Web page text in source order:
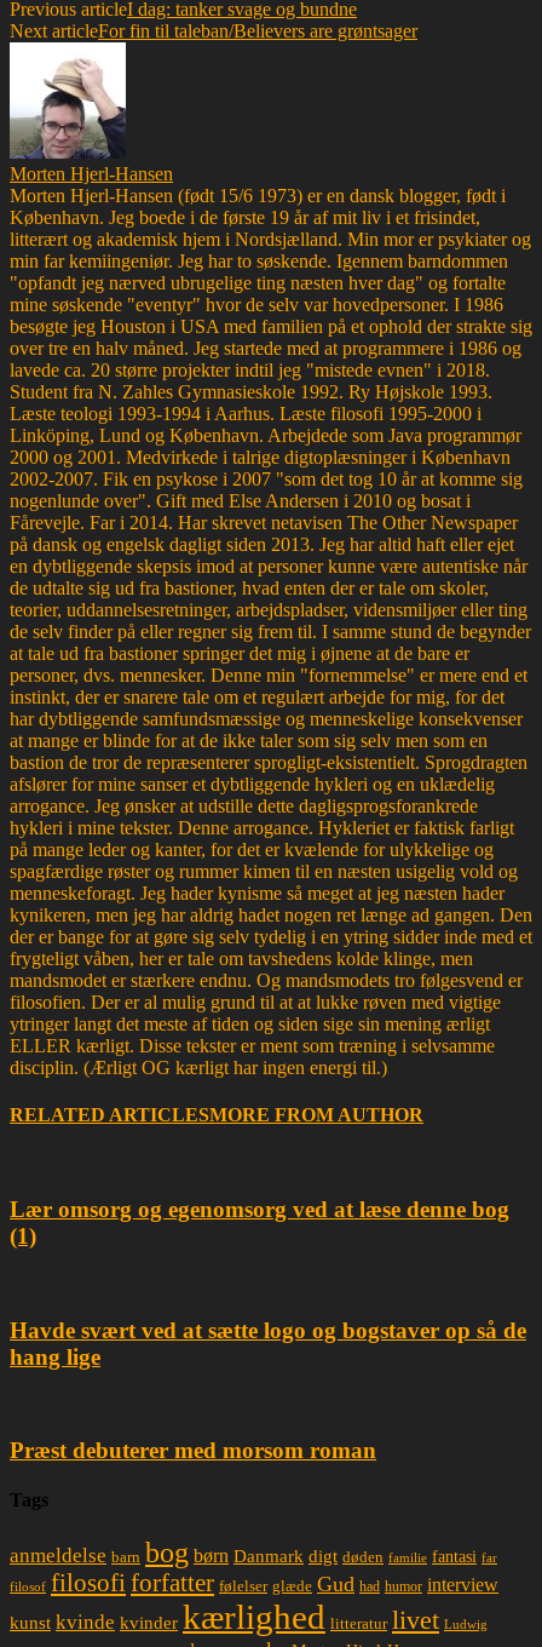
Previous articleI dag: tanker svage og bundne
Next articleFor fin til taleban/Believers are grøntsager
Morten Hjerl-Hansen
Morten Hjerl-Hansen (født 15/6 1973) er en dansk blogger, født i
København. Jeg boede i de første 19 år af mit liv i et frisindet,
litterært og akademisk hjem i Nordsjælland. Min mor er psykiater og
min far kemiingeniør. Jeg har to søskende. Igennem barndommen
"opfandt jeg nærved ubrugelige ting næsten hver dag" og fortalte
mine søskende "eventyr" hvor de selv var hovedpersoner. I 1986
besøgte jeg Houston i USA med familien på et ophold der strakte sig
over tre en halv måned. Jeg startede med at programmere i 1986 og
lavede ca. 20 større projekter indtil jeg "mistede evnen" i 2018.
Student fra N. Zahles Gymnasieskole 1992. Ry Højskole 1993.
Læste teologi 1993-1994 i Aarhus. Læste filosofi 1995-2000 i
Linköping, Lund og København. Arbejdede som Java programmør
2000 og 2001. Medvirkede i talrige digtoplæsninger i København
2002-2007. Fik en psykose i 2007 "som det tog 10 år at komme sig
nogenlunde over". Gift med Else Andersen i 2010 og bosat i
Fårevejle. Far i 2014. Har skrevet netavisen The Other Newspaper
på dansk og engelsk dagligt siden 2013. Jeg har altid haft eller ejet
en dybtliggende skepsis imod at personer kunne være autentiske når
de udtalte sig ud fra bastioner, hvad enten der er tale om skoler,
teorier, uddannelsesretninger, arbejdspladser, vidensmiljøer eller ting
de selv finder på eller regner sig frem til. I samme stund de begynder
at tale ud fra bastioner springer det mig i øjnene at de bare er
personer, dvs. mennesker. Denne min "fornemmelse" er mere end et
instinkt, der er snarere tale om et regulært arbejde for mig, for det
har dybtliggende samfundsmæssige og menneskelige konsekvenser
at mange er blinde for at de ikke taler som sig selv men som en
bastion de tror de repræsenterer sprogligt-eksistentielt. Sprogdragten
afslører for mine sanser et dybtliggende hykleri og en uklædelig
arrogance. Jeg ønsker at udstille dette dagligsprogsforankrede
hykleri i mine tekster. Denne arrogance. Hykleriet er faktisk farligt
på mange leder og kanter, for det er kvælende for ulykkelige og
spagfærdige røster og rummer kimen til en næsten usigelig vold og
menneskeforagt. Jeg hader kynisme så meget at jeg næsten hader
kynikeren, men jeg har aldrig hadet nogen ret længe ad gangen. Den
der er bange for at gøre sig selv tydelig i en ytring sidder inde med et
frygteligt våben, her er tale om tavshedens kolde klinge, men
mandsmodet er stærkere endnu. Og mandsmodets tro følgesvend er
filosofien. Der er al mulig grund til at at lukke røven med vigtige
ytringer langt det meste af tiden og siden sige sin mening ærligt
ELLER kærligt. Disse tekster er ment som træning i selvsamme
disciplin. (Ærligt OG kærligt har ingen energi til.)
RELATED ARTICLESMORE FROM AUTHOR
Lær omsorg og egenomsorg ved at læse denne bog
(1)
Havde svært ved at sætte logo og bogstaver op så de
hang lige
Præst debuterer med morsom roman
Tags
anmeldelse barn bog børn Danmark digt døden familie fantasi far
filosof filosofiforfatter følelser glæde Gud had humor interview
kunst kvinde kvinder kærlighed litteratur livet Ludwig